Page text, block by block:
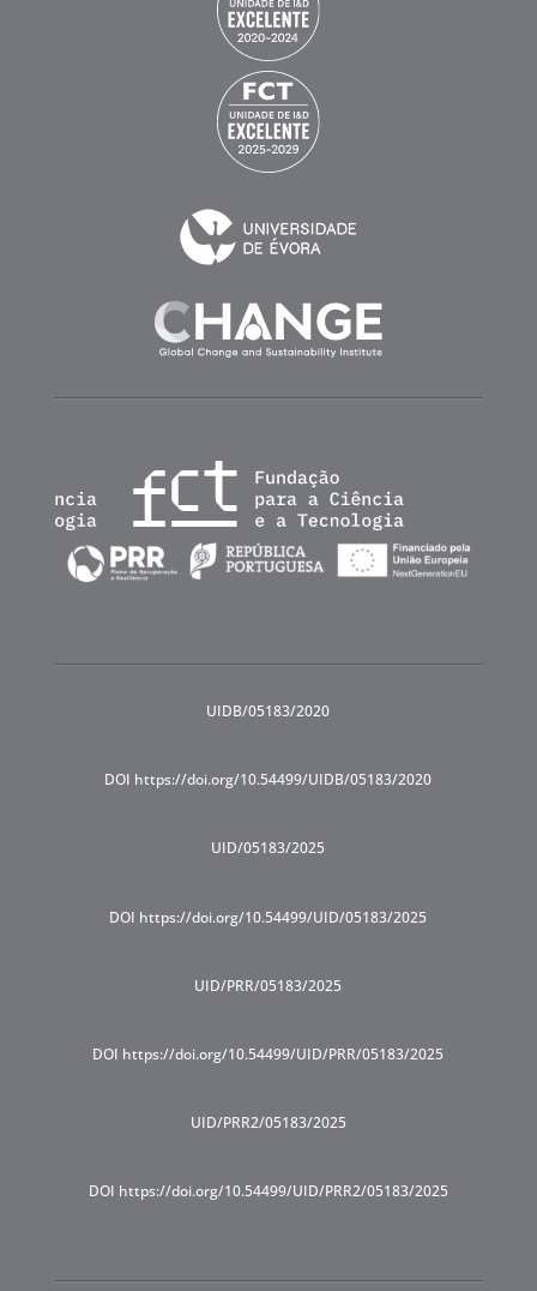
UIDB/05183/2020
DOI https://doi.org/10.54499/UIDB/05183/2020
UID/05183/2025
DOI https://doi.org/10.54499/UID/05183/2025
UID/PRR/05183/2025
DOI https://doi.org/10.54499/UID/PRR/05183/2025
UID/PRR2/05183/2025
DOI https://doi.org/10.54499/UID/PRR2/05183/2025